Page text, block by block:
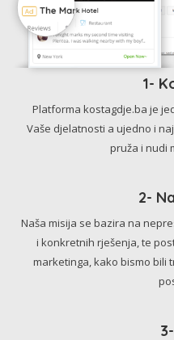
1-
Platforma kostagdje.ba je
Vaše djelatnosti a ujedno i
pruža i nudi
2-
Naša misija se bazira na
i konkretnih rješenja, te
marketinga, kako bismo bili